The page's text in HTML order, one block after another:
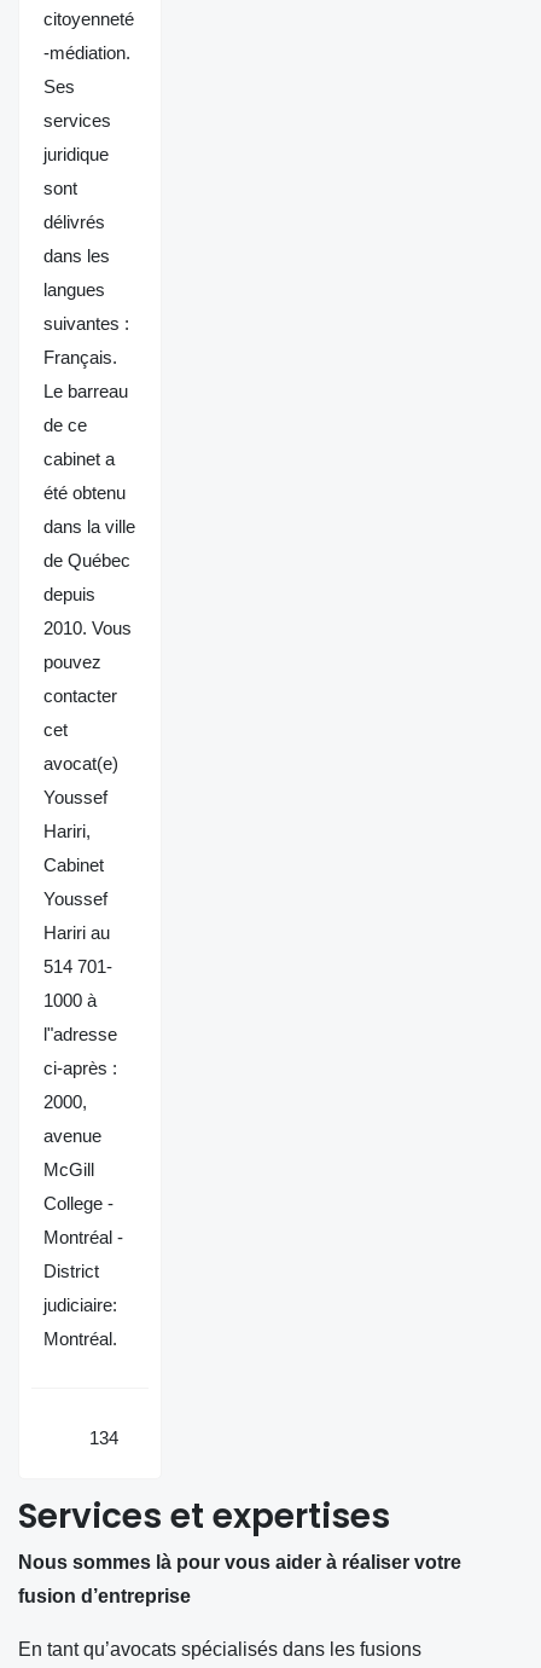
citoyenneté
-médiation.
Ses
services
juridique
sont
délivrés
dans les
langues
suivantes :
Français.
Le barreau
de ce
cabinet a
été obtenu
dans la ville
de Québec
depuis
2010. Vous
pouvez
contacter
cet
avocat(e)
Youssef
Hariri,
Cabinet
Youssef
Hariri au
514 701-
1000 à
l"adresse
ci-après :
2000,
avenue
McGill
College -
Montréal -
District
judiciaire:
Montréal.
134
Services et expertises
Nous sommes là pour vous aider à réaliser votre
fusion d’entreprise
En tant qu’avocats spécialisés dans les fusions